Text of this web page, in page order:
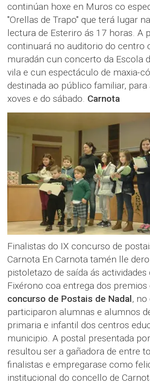
continúan hoxe en Muros co
"Orellas de Trapo" que terá lugar
lectura de Esteriro ás 17 horas. A
continuará no auditorio do centro
muradán cun concerto da Escola
vila e cun espectáculo de maxia-
destinada ao público familiar, para
xoves e do sábado. Carnota
Finalistas do IX concurso de
Carnota En Carnota tamén lle
pistoletazo de saída ás actividades
Fixérono coa entrega dos premios
concurso de Postais de Nadal, no
participaron alumnas e alumnos
primaria e infantil dos centros
municipio. A postal presentada
resultou ser a gañadora de entre
finalistas e empregarase como
institucional do concello de